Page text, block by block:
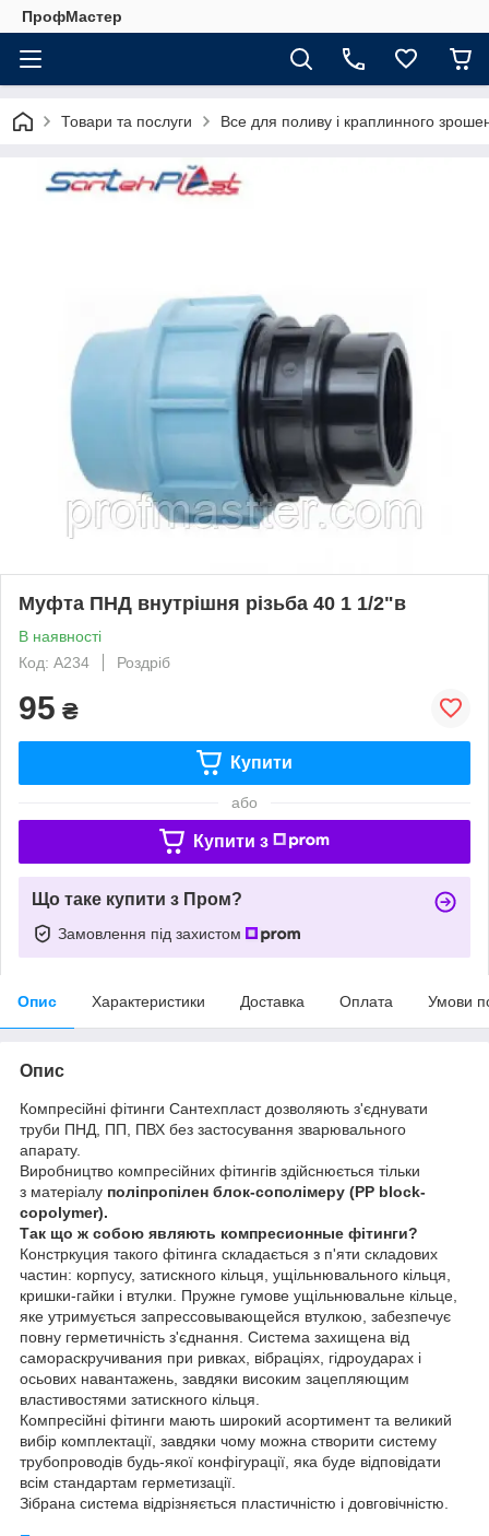
ПрофМастер
Товари та послуги Все для поливу і краплинного
Муфта ПНД внутрішня різьба 40 1 1/2"в
В наявності
Код: A234
Роздріб
95 ₴
Купити
або
Купити з
Що таке купити з Пром?
Замовлення під захистом
Опис Характеристики Доставка Оплата Умови
Опис
Компресійні фітинги Сантехпласт дозволяють з'єднувати
труби ПНД, ПП, ПВХ без застосування зварювального
апарату.
Виробництво компресійних фітингів здійснюється тільки
з матеріалу поліпропілен блок-сополімеру (PP block-
copolymer).
Так що ж собою являють компресионные фітинги?
Констркуция такого фітинга складається з п'яти складових
частин: корпусу, затискного кільця, ущільнювального кільця,
кришки-гайки і втулки. Пружне гумове ущільнювальне кільце,
яке утримується запрессовывающейся втулкою, забезпечує
повну герметичність з'єднання. Система захищена від
самораскручивания при ривках, вібраціях, гідроударах і
осьових навантажень, завдяки високим зацепляющим
властивостями затискного кільця.
Компресійні фітинги мають широкий асортимент та великий
вибір комплектації, завдяки чому можна створити систему
трубопроводів будь-якої конфігурації, яка буде відповідати
всім стандартам герметизації.
Зібрана система відрізняється пластичністю і довговічністю.